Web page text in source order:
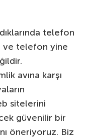
telefon
ve telefon yine
avına karşı
sitelerini
güvenilir bir
öneriyoruz. Biz